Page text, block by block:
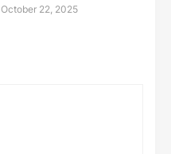
October 22, 2025